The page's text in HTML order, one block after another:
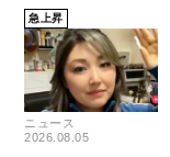
急上昇
ニュース
2026.08.05